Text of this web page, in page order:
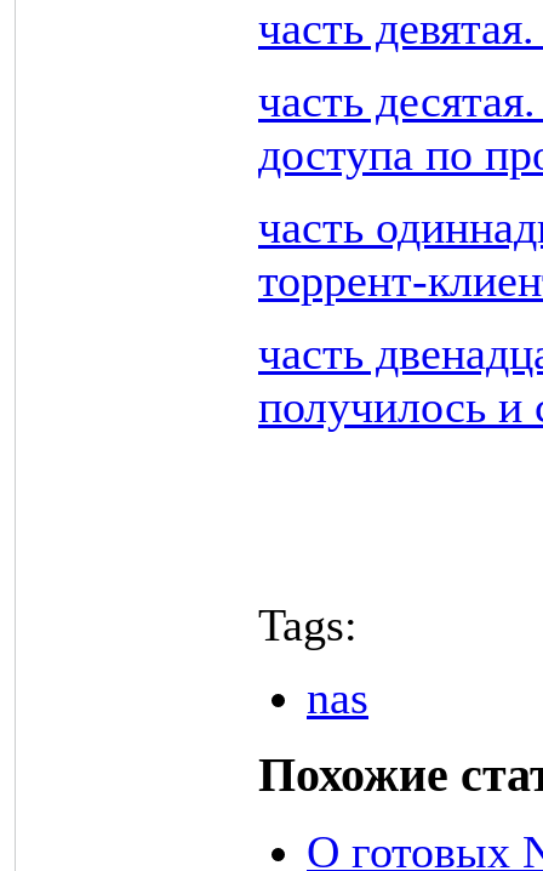
часть
часть
доступа по
часть
торрент-
часть
получилось и
Tags:
nas
Похожие
О готовых